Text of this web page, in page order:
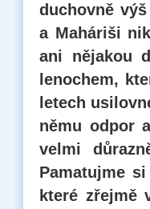
duchovně
a Maháriši
ani nějakou
lenochem,
letech
němu odpor
velmi
Pamatujme
které zřejmě